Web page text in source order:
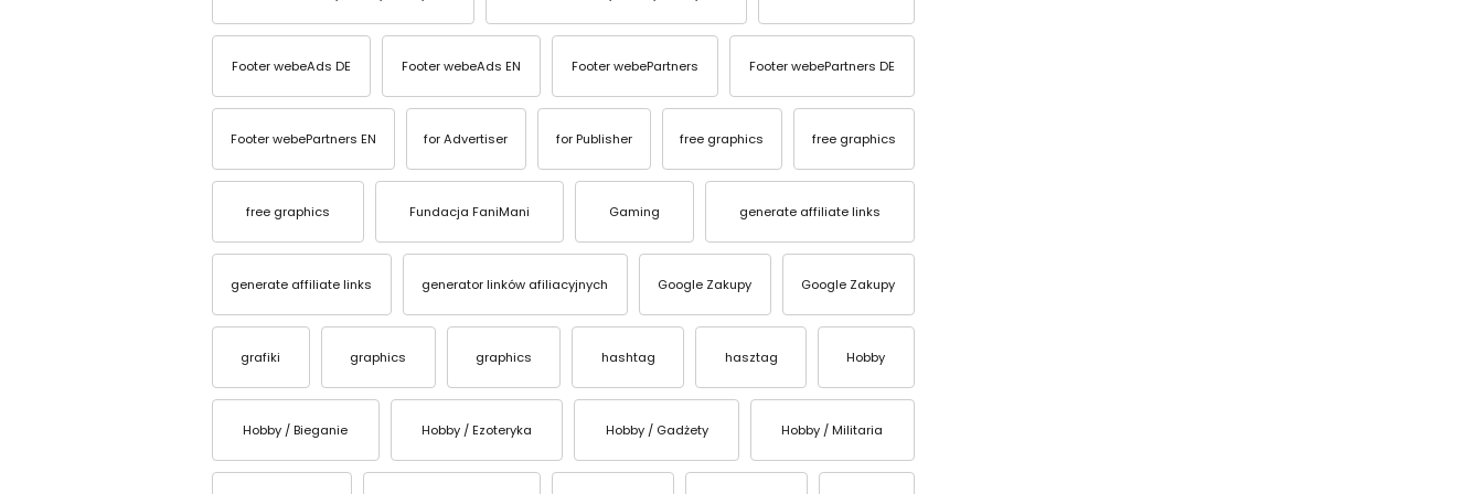
Footer webeAds DE Footer webeAds EN Footer webePartners Footer webePartners DE
Footer webePartners EN for Advertiser for Publisher free graphics free graphics
free graphics Fundacja FaniMani Gaming generate affiliate links
generate affiliate links generator linków afiliacyjnych Google Zakupy Google Zakupy
grafiki graphics graphics hashtag hasztag Hobby
Hobby / Bieganie Hobby / Ezoteryka Hobby / Gadżety Hobby / Militaria